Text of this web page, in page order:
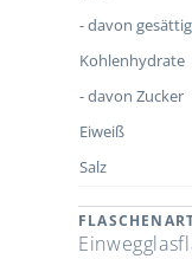
- davon
Kohlenhydrate
- davon Zucker
Eiweiß
Salz